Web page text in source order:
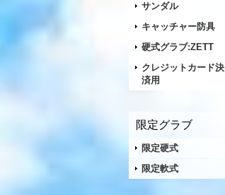
サンダル
キャッチャー防具
硬式グラブ:ZETT
クレジットカード決
済用
限定グラブ
限定硬式
限定軟式